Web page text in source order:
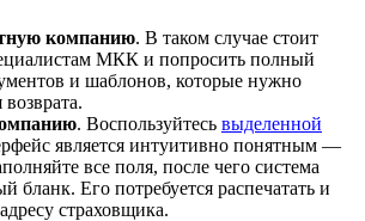
компанию. В таком случае стоит
МКК и попросить полный
и шаблонов, которые нужно
. Воспользуйтесь выделенной
является интуитивно понятным —
все поля, после чего система
бланк. Его потребуется распечатать и
страховщика.